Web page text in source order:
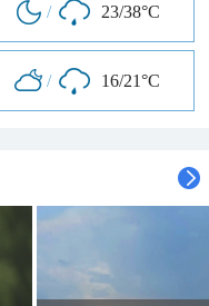
/ 23/38°C
/ 16/21°C